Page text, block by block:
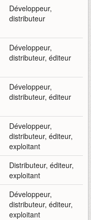
Développeur,
distributeur
Développeur,
distributeur, éditeur
Développeur,
distributeur, éditeur
Développeur,
distributeur, éditeur,
exploitant
Distributeur, éditeur,
exploitant
Développeur,
distributeur, éditeur,
exploitant